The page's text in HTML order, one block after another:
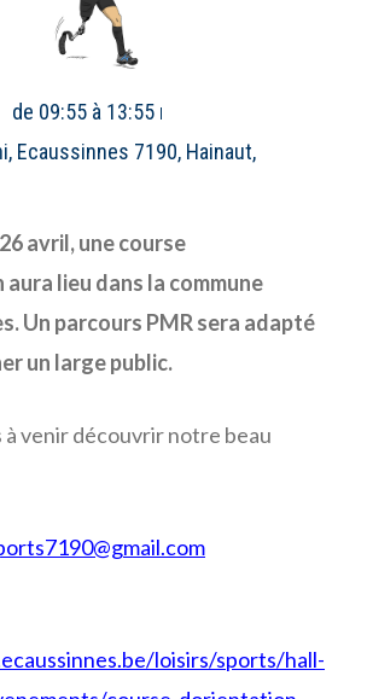
de 09:55 à 13:55
Ecaussinnes 7190, Hainaut,
avril, une course
lieu dans la commune
Un parcours PMR sera adapté
un large public.
à venir découvrir notre beau
loisirs/sports/hall-